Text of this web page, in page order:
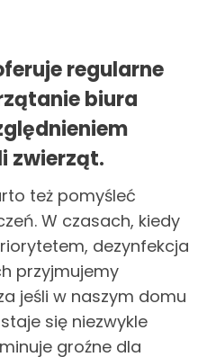
regularne
biura
zwierząt.
też pomyśleć
W czasach, kiedy
dezynfekcja
przyjmujemy
jeśli w naszym domu
się niezwykle
groźne dla